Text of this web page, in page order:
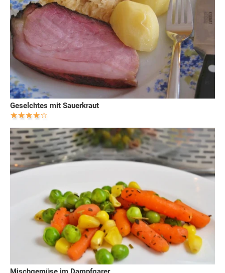
Geselchtes mit Sauerkraut